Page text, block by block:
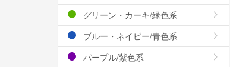
グリーン・カーキ/緑色系
ブルー・ネイビー/青色系
パープル/紫色系